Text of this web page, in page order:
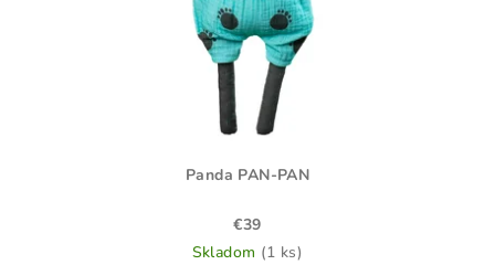
Panda PAN-PAN
€39
Skladom (1 ks)